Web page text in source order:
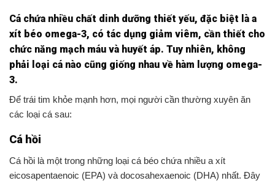
Cá chứa nhiều chất dinh dưỡng thiết yếu, đặc biệt là a
xít béo omega-3, có tác dụng giảm viêm, cần thiết cho
chức năng mạch máu và huyết áp. Tuy nhiên, không
phải loại cá nào cũng giống nhau về hàm lượng omega-
3.
Để trái tim khỏe mạnh hơn, mọi người cần thường xuyên ăn
các loại cá sau:
Cá hồi
Cá hồi là một trong những loại cá béo chứa nhiều a xít
eicosapentaenoic (EPA) và docosahexaenoic (DHA) nhất. Đây